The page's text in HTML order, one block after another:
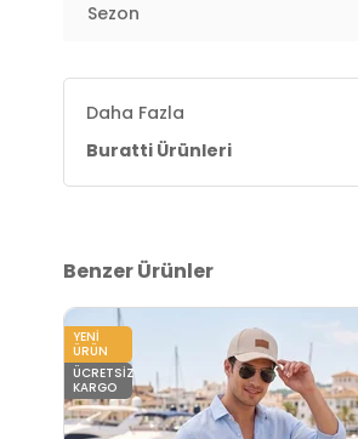
Sezon
Daha Fazla
Buratti Ürünleri
Benzer Ürünler
YENI
ÜRÜN
ÜCRETSIZ
KARGO